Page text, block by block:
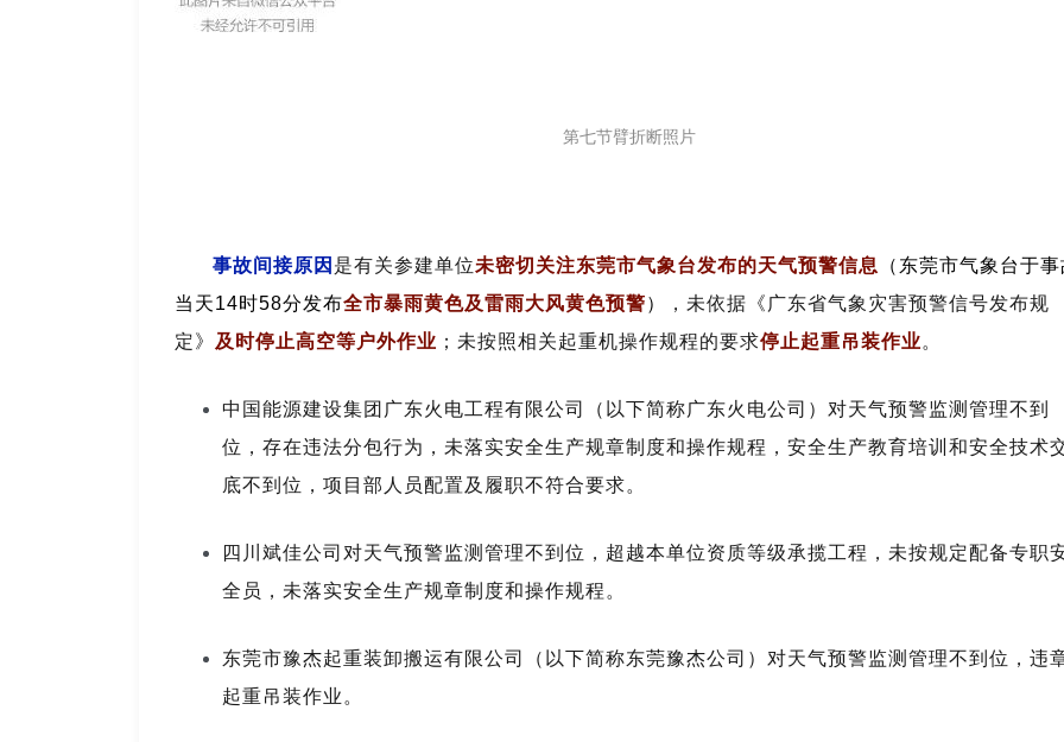
第七节臂折断照片
事故间接原因 是有关参建单位未密切关注东莞市气象台发布的天气预警信息 （ 东莞市气象台于事
当天14时58分发布全市暴雨黄色及雷雨大风黄色预警）
，未依据《广东省气象灾害预警信号发布规
定》 及时停止高空等户外作业 ；未按照相关起重机操作规程的要求停止起重吊装作业。
中国能源建设集团广东火电工程有限公司（以下简称广东火电公司）对天气预警监测管理不到
位，存在违法分包行为，未落实安全生产规章制度和操作规程，安全生产教育培训和安全技术
底不到位，项目部人员配置及履职不符合要求。
四川斌佳公司对天气预警监测管理不到位，超越本单位资质等级承揽工程，未按规定配备专职
全员，未落实安全生产规章制度和操作规程。
东莞市豫杰起重装卸搬运有限公司（以下简称东莞豫杰公司）对天气预警监测管理不到位，违
起重吊装作业。